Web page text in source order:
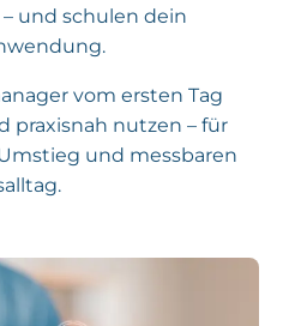
und schulen dein
vom ersten Tag
praxisnah nutzen – für
und messbaren